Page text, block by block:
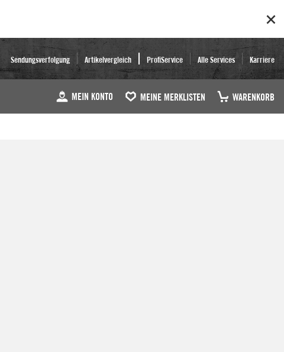
Sendungsverfolgung Artikelvergleich ProfiService Alle Services Karriere
MEIN KONTO MEINE MERKLISTEN WARENKORB